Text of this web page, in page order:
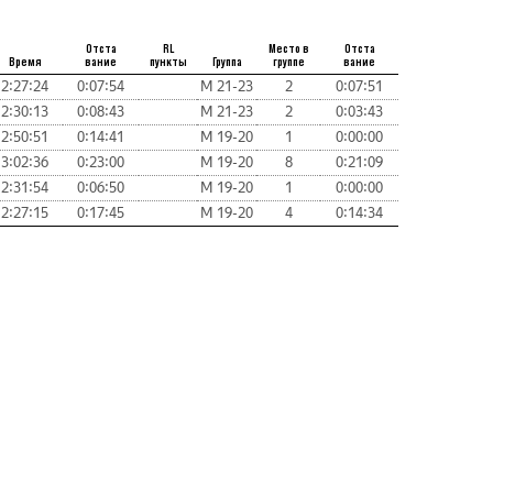
Время
Отста
вание
RL
пункты
Группа
Место в
группе
Отста
вание
2:27:24 0:07:54 М 21-23 2
0:07:51
2:30:13 0:08:43 М 21-23 2
0:03:43
2:50:51 0:14:41 М 19-20 1
0:00:00
3:02:36 0:23:00 М 19-20 8
0:21:09
2:31:54 0:06:50 М 19-20 1
0:00:00
2:27:15 0:17:45 М 19-20 4 0:14:34